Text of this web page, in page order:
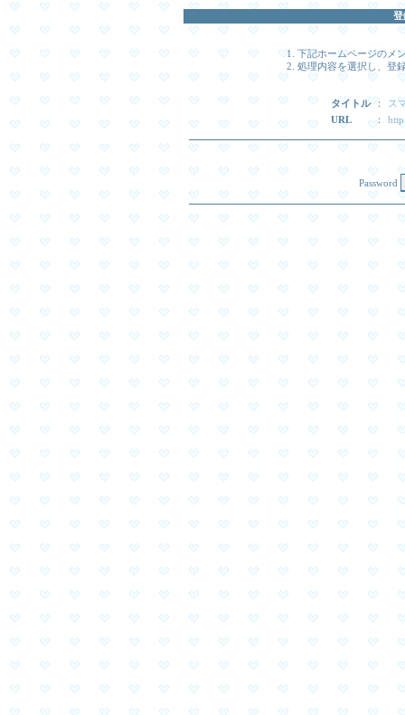
登
下記ホームページのメ
処理内容を選択し、登
タイトル ：
ス
URL
：
Password